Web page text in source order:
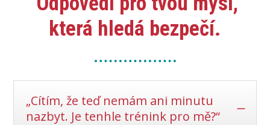
která hledá bezpečí.
„Cítím, že teď nemám ani minutu
nazbyt. Je tenhle trénink pro mě?“